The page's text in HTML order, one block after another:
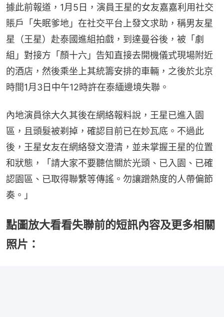
據此前報道，1月5日，演員王星的女友嘉嘉利用社交
賬戶「失眠爹地」在社交平台上發文求助，稱男友星
星（王星）赴泰國進組拍戲，到達曼谷後，被「劇
組」對接方「顏十六」告知直接去開機儀式現場附近
的酒店，然後乘坐上其統籌安排的車輛，之後於北京
時間1月3日中午12時許在泰緬邊境失聯。
內地演員徐大久其後在網絡報料說，王星已進入園
區，且頭髮被剃掉，確認目前已在妙瓦底。不過此
後，王星女友在網絡發文澄清，並未掌握王星的位置
和狀態，「請大家不要聽信關於光頭、已入園、已確
認園區、已取得聯繫等傳謠。勿讓蹭熱度的人帶偏節
奏。」
點圖放大看看失聯前的短訊內容及更多相關
照片：